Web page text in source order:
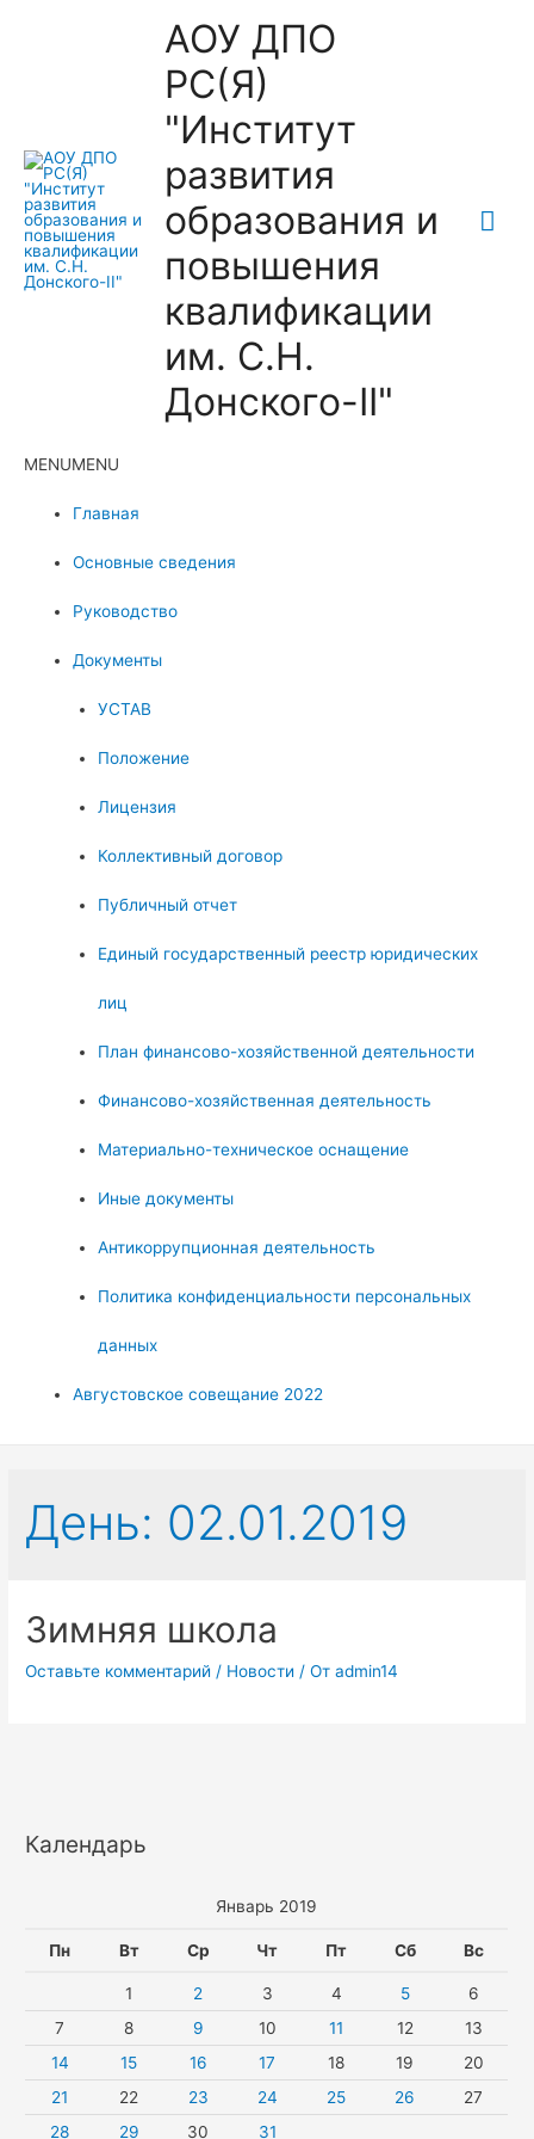
АОУ ДПО
РС(Я)
"Институт
развития
образования и
повышения
квалификации
им. С.Н.
Донского-II"
MENUMENU
Главная
Основные сведения
Руководство
Документы
УСТАВ
Положение
Лицензия
Коллективный договор
Публичный отчет
Единый государственный реестр юридических
лиц
План финансово-хозяйственной деятельности
Финансово-хозяйственная деятельность
Материально-техническое оснащение
Иные документы
Антикоррупционная деятельность
Политика конфиденциальности персональных
данных
Августовское совещание 2022
День: 02.01.2019
Зимняя школа
Оставьте комментарий / Новости / От admin14
Календарь
Январь 2019
Пн Вт Ср Чт Пт Сб Вс
1 2 3 4 5
6
7
8 9 10 11 12
13
14
15 16 17 18 19
20
21
22 23 24 25 26
27
28
29 30 31